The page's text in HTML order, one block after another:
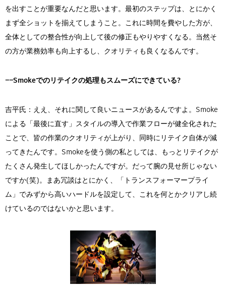
を出すことが重要なんだと思います。最初のステップは、とにかく
まず全ショットを揃えてしまうこと。これに時間を費やした方が、
全体としての整合性が向上して後の修正もやりやすくなる。当然そ
の方が業務効率も向上するし、クオリティも良くなるんです。
――Smokeでのリテイクの処理もスムーズにできている?
吉平氏：ええ、それに関して良いニュースがあるんですよ。Smoke
による「最後に直す」スタイルの導入で作業フローが健全化された
ことで、皆の作業のクオリティが上がり、同時にリテイク自体が減
ってきたんです。Smokeを使う側の私としては、もっとリテイクが
たくさん発生してほしかったんですが。だって腕の見せ所じゃない
ですか(笑)。まあ冗談はとにかく、「トランスフォーマープライ
ム」でみずから高いハードルを設定して、これを何とかクリアし続
けているのではないかと思います。